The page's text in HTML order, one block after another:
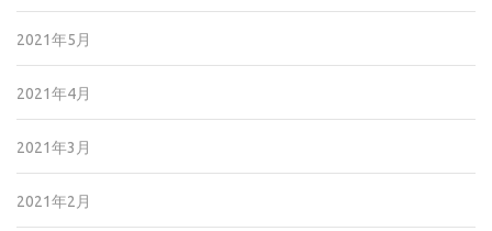
2021年5月
2021年4月
2021年3月
2021年2月